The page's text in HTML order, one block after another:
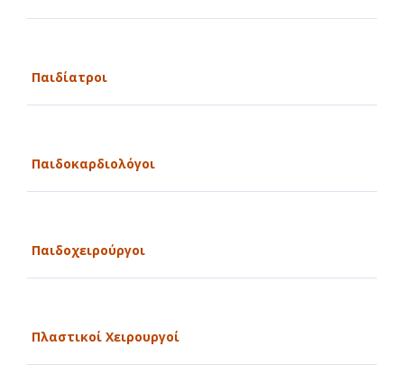
Παιδίατροι
Παιδοκαρδιολόγοι
Παιδοχειρούργοι
Πλαστικοί Χειρουργοί